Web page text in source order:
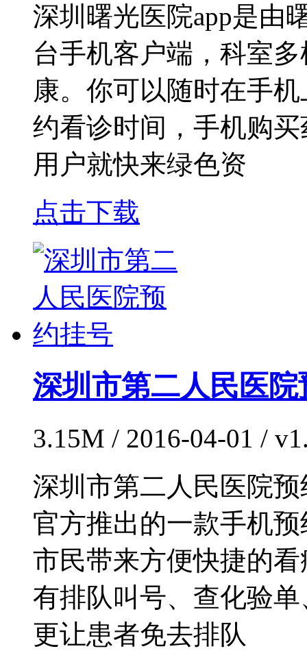
深圳曙光医院app是由
台手机客户端，科室
康。你可以随时在手
约看诊时间，手机购
用户就快来绿色资
点击下载
深圳市第二人民医院
3.15M / 2016-04-01 /
深圳市第二人民医院
官方推出的一款手机
市民带来方便快捷的
有排队叫号、查化验
更让患者免去排队